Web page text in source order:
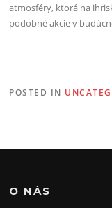
atmosféry, ktorá na
podobné akcie v
POSTED IN
O NÁS